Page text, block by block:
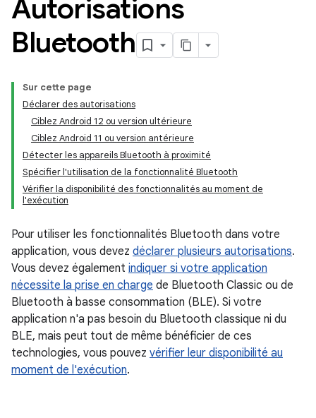
Autorisations
Bluetooth
Sur cette page
Déclarer des autorisations
Ciblez Android 12 ou version ultérieure
Ciblez Android 11 ou version antérieure
Détecter les appareils Bluetooth à proximité
Spécifier l'utilisation de la fonctionnalité Bluetooth
Vérifier la disponibilité des fonctionnalités au moment de
l'exécution
Pour utiliser les fonctionnalités Bluetooth dans votre
application, vous devez déclarer plusieurs autorisations.
Vous devez également indiquer si votre application
nécessite la prise en charge de Bluetooth Classic ou de
Bluetooth à basse consommation (BLE). Si votre
application n'a pas besoin du Bluetooth classique ni du
BLE, mais peut tout de même bénéficier de ces
technologies, vous pouvez vérifier leur disponibilité au
moment de l'exécution.